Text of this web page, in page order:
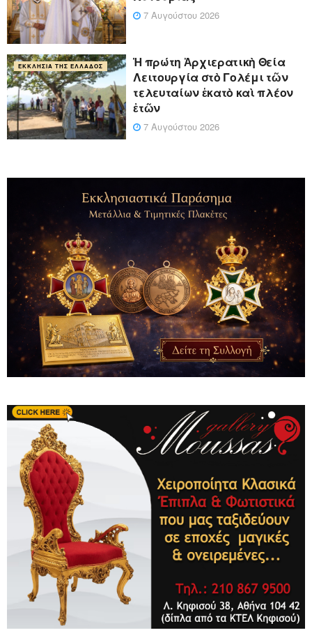
7 Αυγούστου 2026
ΕΚΚΛΗΣΊΑ ΤΗΣ ΕΛΛΆΔΟΣ
Ἡ πρώτη Ἀρχιερατικὴ Θεία
Λειτουργία στὸ Γολέμι τῶν
τελευταίων ἑκατὸ καὶ πλέον
ἐτῶν
7 Αυγούστου 2026